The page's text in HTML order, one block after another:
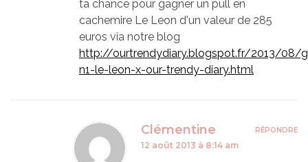
ta chance pour gagner un pull en
cachemire Le Leon d'un valeur de 285
euros via notre blog
http://ourtrendydiary.blogspot.fr/2013/08/
n1-le-leon-x-our-trendy-diary.html
Clémentine
12 août 2013 à 8:14 am
RÉPONDRE